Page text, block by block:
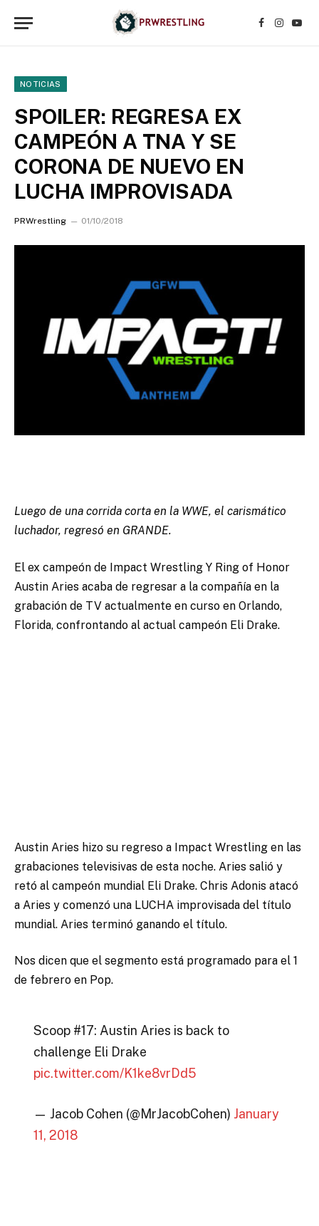
Facebook
NOTICIAS
SPOILER: REGRESA EX
CAMPEÓN A TNA Y SE
CORONA DE NUEVO EN
LUCHA IMPROVISADA
PRWrestling 01/10/2018
Luego de una corrida corta en la WWE, el carismático
luchador, regresó en GRANDE.
El ex campeón de Impact Wrestling Y Ring of Honor
Austin Aries acaba de regresar a la compañía en la
grabación de TV actualmente en curso en Orlando,
Florida, confrontando al actual campeón Eli Drake.
Austin Aries hizo su regreso a Impact Wrestling en las
grabaciones televisivas de esta noche. Aries salió y
retó al campeón mundial Eli Drake. Chris Adonis atacó
a Aries y comenzó una LUCHA improvisada del título
mundial. Aries terminó ganando el título.
Nos dicen que el segmento está programado para el 1
de febrero en Pop.
Scoop #17: Austin Aries is back to
challenge Eli Drake
pic.twitter.com/K1ke8vrDd5
— Jacob Cohen (@MrJacobCohen) January
11, 2018